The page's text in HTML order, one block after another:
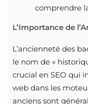
comprendre
L’Importance de
L’ancienneté des
le nom de «
crucial en SEO qui
web dans les
anciens sont